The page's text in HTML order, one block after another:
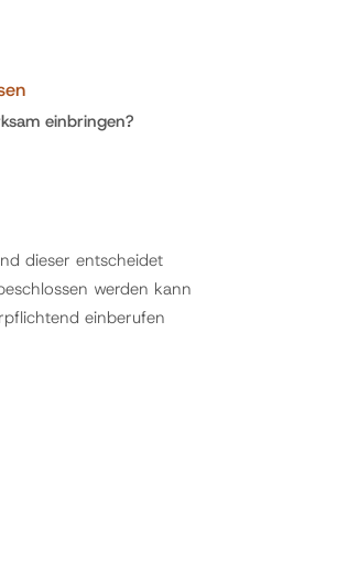
einbringen?
dieser entscheidet
werden kann
einberufen